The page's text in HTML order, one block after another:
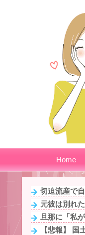
Home
切迫流産で
元彼は別れ
旦那に「私
【悲報】 国